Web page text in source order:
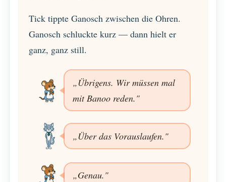
Tick tippte Ganosch zwischen die Ohren.
Ganosch schluckte kurz — dann hielt er
ganz, ganz still.
„Übrigens. Wir müssen mal
mit Banoo reden."
„Über das Vorauslaufen."
„Genau."